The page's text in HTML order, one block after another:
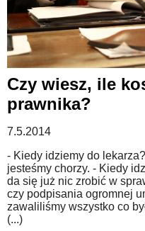
Czy wiesz, ile
prawnika?
7.5.2014
- Kiedy idziemy do
jesteśmy chorzy. - Kiedy
da się już nic zrobić w
czy podpisania ogromnej
zawaliliśmy wszystko co
(...)